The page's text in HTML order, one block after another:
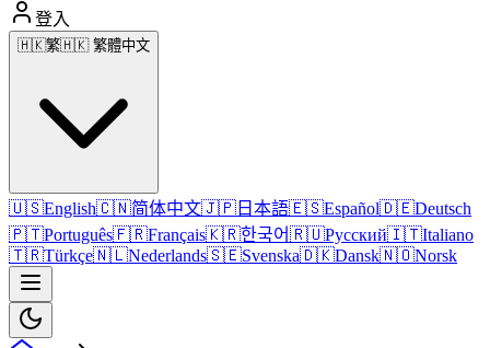
登入
🇭🇰繁🇭🇰 繁體中文
🇺🇸English🇨🇳简体中文🇯🇵 日本語🇪🇸Español🇩🇪Deutsch
🇵🇹Português🇫🇷Français🇰🇷한국어🇷🇺Русский🇮🇹Italiano
🇹🇷Türkçe🇳🇱Nederlands🇸🇪Svenska🇩🇰Dansk🇳🇴Norsk